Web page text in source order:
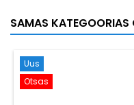
SAMAS KATEGOORIAS
Uus
Otsas